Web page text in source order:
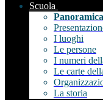
Scuola
Panoramica
I luoghi
Le persone
I numeri
Le carte
La storia